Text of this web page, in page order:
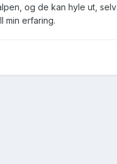
og de kan hyle ut,
min erfaring.